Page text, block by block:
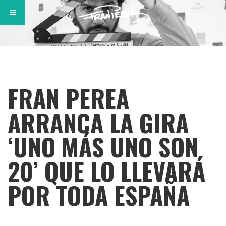
FRAN PEREA
ARRANCA LA GIRA
‘UNO MÁS UNO SON
20’ QUE LO LLEVARÁ
POR TODA ESPAÑA